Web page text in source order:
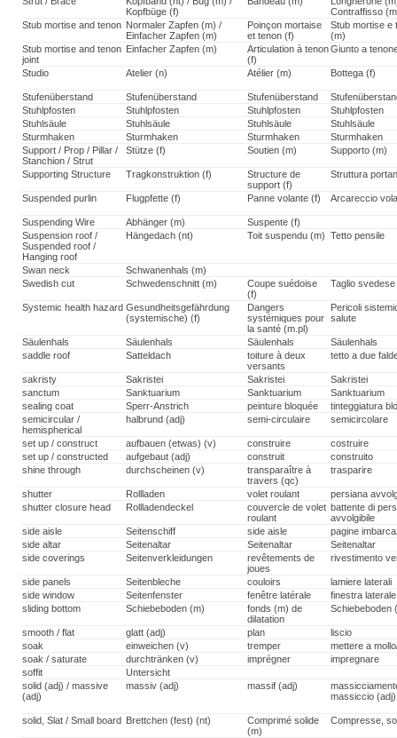
Kopfbüge (f)
Contraffisso
Stub mortise and tenon Normaler Zapfen (m) /
Einfacher Zapfen (m)
Poinçon mortaise
et tenon (f)
Stub mortise e
(m)
Stub mortise and tenon
joint
Einfacher Zapfen (m)
Articulation à tenon
(f)
Giunto a
Studio Atelier (n) Atélier (m) Bottega (f)
Stufenüberstand Stufenüberstand Stufenüberstand
Stuhlpfosten
Stuhlpfosten Stuhlpfosten
Stuhlpfosten
Stuhlsäule
Stuhlsäule Stuhlsäule
Stuhlsäule
Sturmhaken
Sturmhaken Sturmhaken
Sturmhaken
Support / Prop / Pillar /
Stanchion / Strut
Stütze (f) Soutien (m) Supporto (m)
Supporting Structure Tragkonstruktion (f)
Structure de
support (f)
Struttura
Suspended purlin Flugpfette (f) Panne volante (f) Arcareccio
Suspending Wire Abhänger (m)
Suspente (f)
Suspension roof /
Suspended roof /
Hanging roof
Hängedach (nt) Toit suspendu (m) Tetto pensile
Swan neck
Schwanenhals (m)
Swedish cut
Schwedenschnitt (m)
Coupe suédoise
(f)
Taglio
Systemic health hazard Gesundheitsgefährdung
(systemische) (f)
Dangers
systémiques pour
la santé (m.pl)
Pericoli
salute
Säulenhals Säulenhals Säulenhals
Säulenhals
saddle roof
Satteldach
toiture à deux
versants
tetto a due
sakristy Sakristei Sakristei
Sakristei
sanctum
Sanktuarium Sanktuarium
Sanktuarium
sealing coat
Sperr-Anstrich peinture bloquée
tinteggiatura
semicircular /
hemispherical
halbrund (adj) semi-circulaire semicircolare
set up / construct aufbauen (etwas) (v) construire
costruire
set up / constructed
aufgebaut (adj) construit
construito
shine through
durchscheinen (v)
transparaître à
travers (qc)
trasparire
shutter Rollladen volet roulant
persiana
shutter closure head
Rollladendeckel
couvercle de volet
roulant
battente di
avvolgibile
side aisle
Seitenschiff side aisle
pagine
side altar
Seitenaltar Seitenaltar
Seitenaltar
side coverings
Seitenverkleidungen
revêtements de
joues
rivestimento
side panels Seitenbleche couloirs
lamiere laterali
side window
Seitenfenster fenêtre latérale
finestra laterale
sliding bottom
Schiebeboden (m)
fonds (m) de
dilatation
Schiebeboden
smooth / flat glatt (adj) plan
liscio
soak
einweichen (v) tremper
mettere a
soak / saturate
durchtränken (v) imprégner
impregnare
soffit
Untersicht
solid (adj) / massive
(adj)
massiv (adj) massif (adj)
massiccio (adj)
solid, Slat / Small board Brettchen (fest) (nt)
Comprimé solide
(m)
Compresse,